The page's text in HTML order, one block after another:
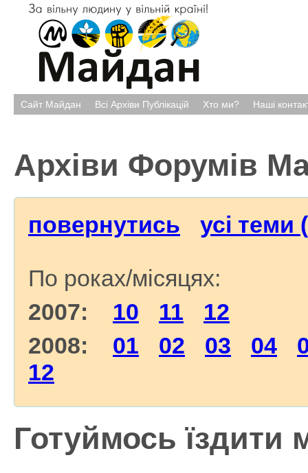
Сайт Майдан Всі Архіви Публікацій Хто ми? Наші
Архіви Форумів
повернутись усі теми
По роках/місяцях:
2007: 10 11
12
2008: 01 02 03 04
12
Готуймось